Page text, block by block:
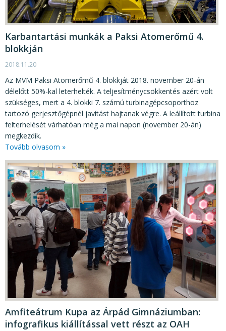
Karbantartási munkák a Paksi Atomerőmű 4.
blokkján
2018.11.20
Az MVM Paksi Atomerőmű 4. blokkját 2018. november 20-án
délelőtt 50%-kal leterhelték. A teljesítménycsökkentés azért volt
szükséges, mert a 4. blokki 7. számú turbinagépcsoporthoz
tartozó gerjesztőgépnél javítást hajtanak végre. A leállított turbina
felterhelését várhatóan még a mai napon (november 20-án)
megkezdik.
Tovább olvasom »
Amfiteátrum Kupa az Árpád Gimnáziumban:
infografikus kiállítással vett részt az OAH